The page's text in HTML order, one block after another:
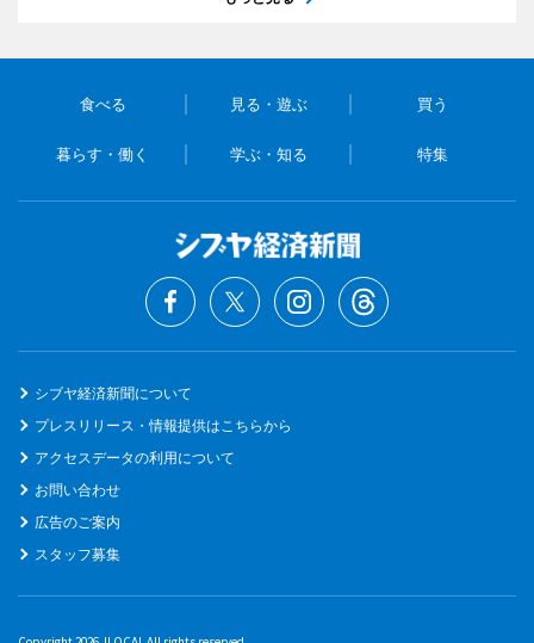
食べる 見る・遊ぶ 買う
暮らす・働く 学ぶ・知る 特集
シブヤ経済新聞について
プレスリリース・情報提供はこちらから
アクセスデータの利用について
お問い合わせ
広告のご案内
スタッフ募集